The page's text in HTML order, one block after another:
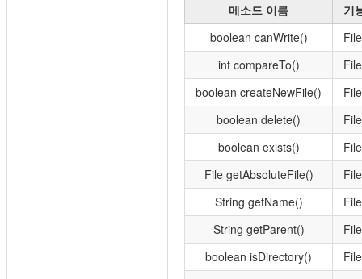
메소드 이름
기
boolean canWrite()
int compareTo()
boolean createNewFile()
boolean delete()
boolean exists()
File getAbsoluteFile()
String getName()
String getParent()
boolean isDirectory()